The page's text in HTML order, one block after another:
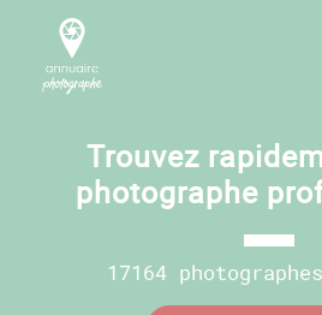
Trouvez
photographe
17164